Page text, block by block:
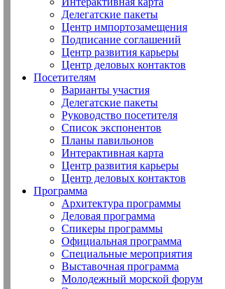
Делегатские пакеты
Центр импортозамещения
Подписание соглашений
Центр развития карьеры
Центр деловых контактов
Посетителям
Варианты участия
Делегатские пакеты
Руководство посетителя
Список экспонентов
Планы павильонов
Интерактивная карта
Центр развития карьеры
Центр деловых контактов
Программа
Архитектура программы
Деловая программа
Спикеры программы
Официальная программа
Специальные мероприятия
Выставочная программа
Молодежный морской форум